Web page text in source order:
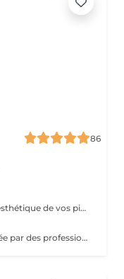
86
La beauté des pieds est une prestation esthétique de vos pieds . Elle comprends le travail de la callosité légère , le gommage du pied , le limage de vos ongles , la repousse de vos cuticules (et couper) , l'hydratation du pied et de l'ongle avec un sérum et/ou crème . Il est possible d'avoir des services complémentaires facturés comme un vernis de soin , un vernis de couleur , un gel ou un semi permanent , des soins spécifiques tel que la Kératine pure . N'hésitez pas à vous rapprochez d'une de nos collaboratrices afin de personnalisez au mieux .
La pédicure médical proposée est réalisée par des professionnelles diplômées en tant que tel. La pédicure médicale vise toutes personnes aillant des problèmes spécifiques comme ongle incarné , un cor , mycose et tous problèmes qui entraîne une douleur au pied. Cette prestation est également recommandé pour les personnes diabétiques. La prestation est adaptée en fonction des besoins de chacun et elle est définie avec votre professionnelle . Le prix peut varier en fonction de ce que vous souhaitez faire et obtenir . Supplément de 5 euros si plus de une heure de travail.